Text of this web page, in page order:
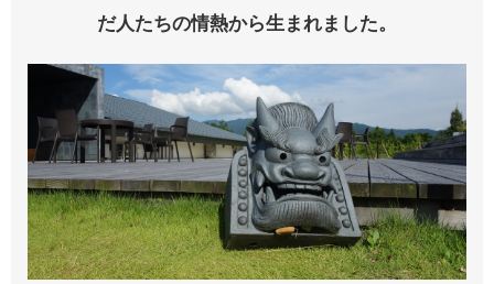
だ人たちの情熱から生まれました。